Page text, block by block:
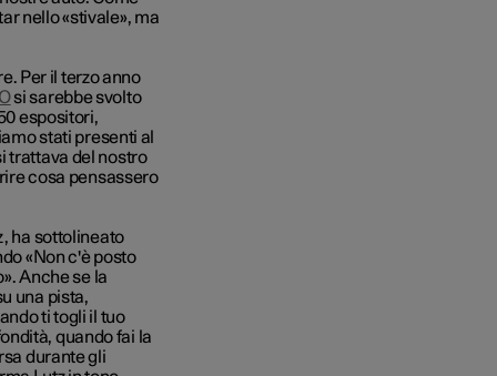
nello «stivale», ma
Per il terzo anno
si sarebbe svolto
espositori,
stati presenti al
trattava del nostro
cosa pensassero
ha sottolineato
«Non c'è posto
Anche se la
una pista,
ti togli il tuo
quando fai la
durante gli